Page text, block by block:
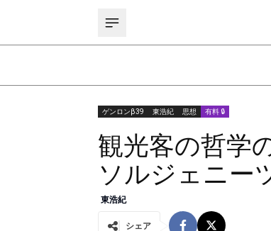
ゲンロンβ39 東浩紀 思想 有料 🔒
観光客の哲学
ソルジェニー
東浩紀
シェア